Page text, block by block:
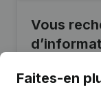
Vous
Faites-en